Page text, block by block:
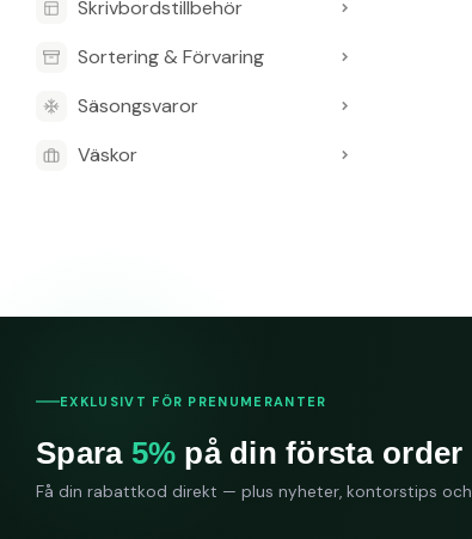
Skrivbordstillbehör
Sortering & Förvaring
Säsongsvaror
Väskor
EXKLUSIVT FÖR PRENUMERANTER
Spara 5% på din första order
Få din rabattkod direkt — plus nyheter, kontorstips och